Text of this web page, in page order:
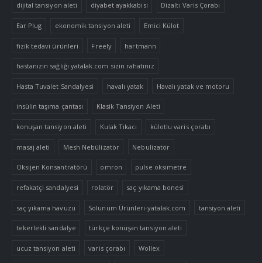
dijital tansiyon aleti diyabet ayakkabisi Dizaltı Varis Çorabı
Ear Plug ekonomik tansiyon aleti Emici Külot
fizik tedavi ürünleri Freely hartmann
hastanızın sağlığı yatalak.com sizin rahatınız
Hasta Tuvalet Sandalyesi havalı yatak Havalı yatak ve motoru
insülin taşıma çantası Klasik Tansiyon Aleti
konuşan tansiyon aleti Kulak Tıkacı külotlu varis çorabı
masaj aleti Mesh Nebülizatör Nebulizatör
Oksijen Konsantratörü omron pulse oksimetre
refakatçi sandalyesi rolatör saç yıkama bonesi
saç yıkama havuzu Solunum Ürünleri-yatalak.com tansiyon aleti
tekerlekli sandalye türkçe konuşan tansiyon aleti
ucuz tansiyon aleti varis çorabı Wollex